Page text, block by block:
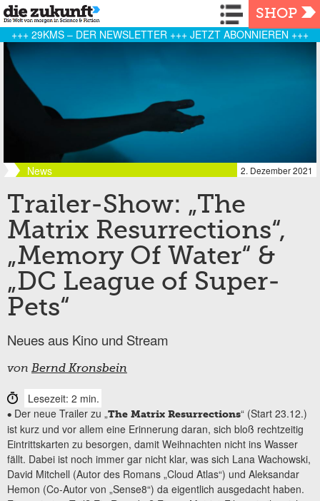
Navigation
SHOP
+++ 29KMS – DER NEWSLETTER +++ JETZT ABONNIEREN +++
News 2. Dezember 2021
Trailer-Show: „The
Matrix Resurrections“,
„Memory Of Water“ &
„DC League of Super-
Pets“
Neues aus Kino und Stream
von Bernd Kronsbein
Lesezeit: 2 min.
• Der neue Trailer zu „The Matrix Resurrections“ (Start 23.12.)
ist kurz und vor allem eine Erinnerung daran, sich bloß rechtzeitig
Eintrittskarten zu besorgen, damit Weihnachten nicht ins Wasser
fällt. Dabei ist noch immer gar nicht klar, was sich Lana Wachowski,
David Mitchell (Autor des Romans „Cloud Atlas“) und Aleksandar
Hemon (Co-Autor von „Sense8“) da eigentlich ausgedacht haben.